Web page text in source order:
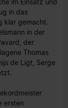
im Einsatz und
in das
klar gemacht.
in der
der
Thomas
de Ligt, Serge
ersten